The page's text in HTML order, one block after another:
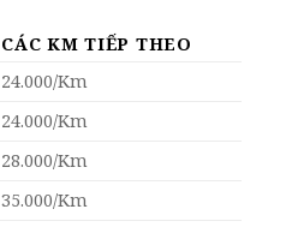
CÁC KM TIẾP THEO
24.000/Km
24.000/Km
28.000/Km
35.000/Km